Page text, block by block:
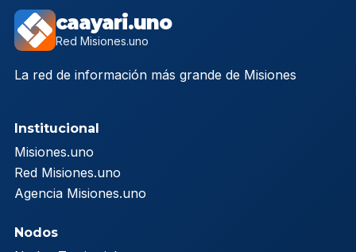
caayari.uno
Red Misiones.uno
La red de información más grande de Misiones
Institucional
Misiones.uno
Red Misiones.uno
Agencia Misiones.uno
Nodos